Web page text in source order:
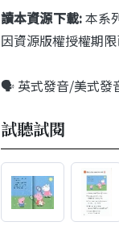
讀本資源下載:本系
因資源版權授權期
🗣️ 英式發音/美式發
試聽試閱